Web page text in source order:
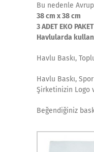
Bu nedenle
38 cm x 38 cm
3 ADET EKO
Havlularda
Havlu Baskı,
Havlu Baskı,
Şirketinizin Logo
Beğendiğiniz